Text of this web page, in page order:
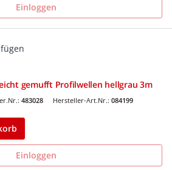
Einloggen
gemufft Profilwellen hellgrau 3m
483028 Hersteller-Art.Nr.: 084199
Einloggen